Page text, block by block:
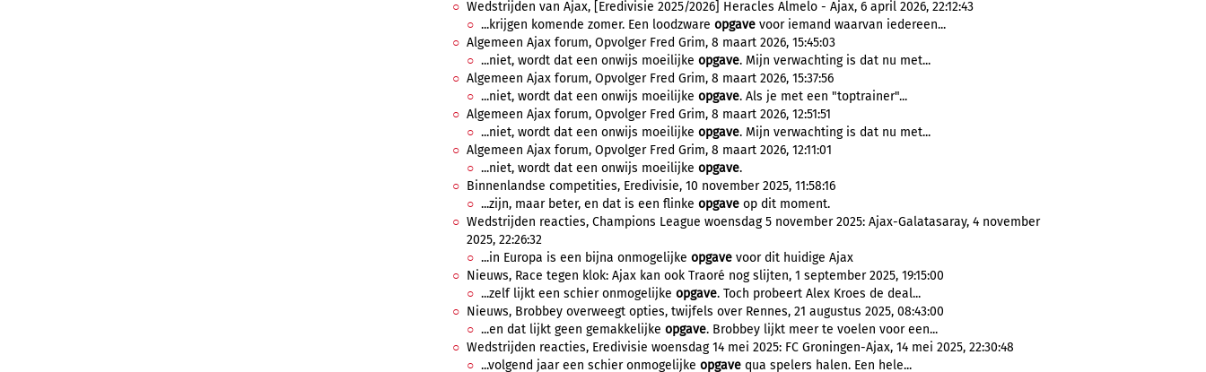
Wedstrijden van Ajax, [Eredivisie 2025/2026] Heracles Almelo - Ajax, 6 april 2026, 22:12:43
...krijgen komende zomer. Een loodzware opgave voor iemand waarvan iedereen...
Algemeen Ajax forum, Opvolger Fred Grim, 8 maart 2026, 15:45:03
...niet, wordt dat een onwijs moeilijke opgave. Mijn verwachting is dat nu met...
Algemeen Ajax forum, Opvolger Fred Grim, 8 maart 2026, 15:37:56
...niet, wordt dat een onwijs moeilijke opgave. Als je met een "toptrainer"...
Algemeen Ajax forum, Opvolger Fred Grim, 8 maart 2026, 12:51:51
...niet, wordt dat een onwijs moeilijke opgave. Mijn verwachting is dat nu met...
Algemeen Ajax forum, Opvolger Fred Grim, 8 maart 2026, 12:11:01
...niet, wordt dat een onwijs moeilijke opgave.
Binnenlandse competities, Eredivisie, 10 november 2025, 11:58:16
...zijn, maar beter, en dat is een flinke opgave op dit moment.
Wedstrijden reacties, Champions League woensdag 5 november 2025: Ajax-Galatasaray, 4 november
2025, 22:26:32
...in Europa is een bijna onmogelijke opgave voor dit huidige Ajax
Nieuws, Race tegen klok: Ajax kan ook Traoré nog slijten, 1 september 2025, 19:15:00
...zelf lijkt een schier onmogelijke opgave. Toch probeert Alex Kroes de deal...
Nieuws, Brobbey overweegt opties, twijfels over Rennes, 21 augustus 2025, 08:43:00
...en dat lijkt geen gemakkelijke opgave. Brobbey lijkt meer te voelen voor een...
Wedstrijden reacties, Eredivisie woensdag 14 mei 2025: FC Groningen-Ajax, 14 mei 2025, 22:30:48
...volgend jaar een schier onmogelijke opgave qua spelers halen. Een hele...